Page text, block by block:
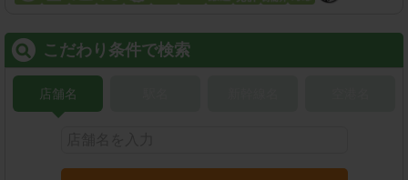
こだわり条件で検索
店舗名